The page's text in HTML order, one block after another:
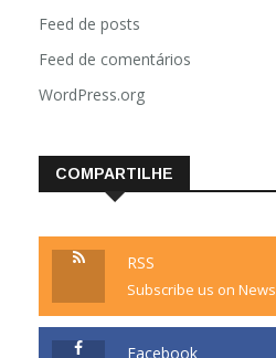
Feed de posts
Feed de comentários
WordPress.org
COMPARTILHE
RSS
Subscribe us on News
Facebook